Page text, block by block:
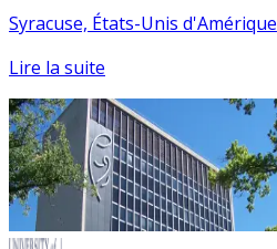
Syracuse, États-Unis d'Amérique
Lire la suite